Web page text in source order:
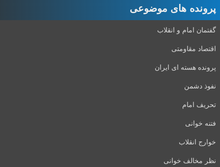
پرونده های موضوعی
گفتمان امام و انقلاب
اقتصاد مقاومتی
پرونده هسته ای ایران
نفوذ دشمن
تحریف امام
فتنه خوانی
خوارج انقلاب
نظر مخالف خوانی